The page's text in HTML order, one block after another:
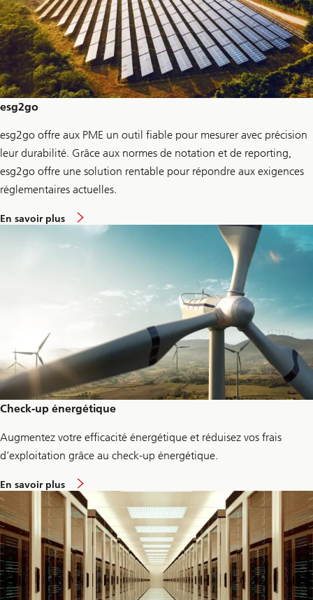
o
a
n
esg2go
esg2go offre aux PME un outil fiable pour mesurer avec précision
leur durabilité. Grâce aux normes de notation et de reporting,
esg2go offre une solution rentable pour répondre aux exigences
réglementaires actuelles.
En savoir plus
b
Check-up énergétique
Augmentez votre efficacité énergétique et réduisez vos frais
d’exploitation grâce au check-up énergétique.
En savoir plus
b
u
E
n
e
r
g
y